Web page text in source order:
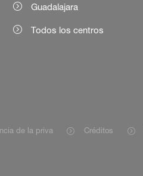
Guadalajara
Todos los centros
de la priva Créditos